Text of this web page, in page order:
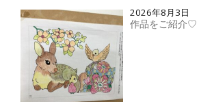
2026年8月3日
作品をご紹介♡